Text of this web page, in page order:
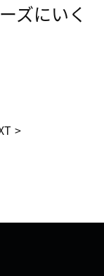
ズにいく